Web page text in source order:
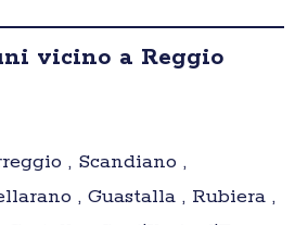
vicino a Reggio
, Scandiano ,
, Guastalla , Rubiera ,